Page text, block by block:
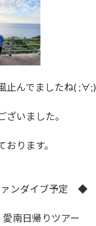
止んでましたね( ;∀;)
ざいました。
ります。
ンダイブ予定 ◆
南日帰りツアー